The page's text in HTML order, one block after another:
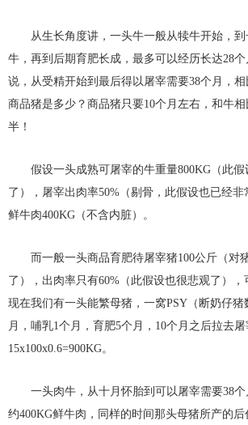
从生长角度讲，一头牛一般从犊牛开始，
牛，再到后期育肥长成，最多可以经历长达28
说，从受精开始到最后得以屠宰需要38个月，
商品猪是多少？商品猪只要10个月左右，和牛
半！
假设一头成熟可屠宰的牛重量800KG（此
了），屠宰出肉率50%（剔骨，此假设也已经
鲜牛肉400KG（不含内脏）。
而一般一头商品育肥待屠宰猪100公斤（对
了），出肉率只有60%（此假设也很悲观了），
现在我们有一头能繁母猪，一窝PSY（断奶仔猪
月，哺乳1个月，育肥5个月，10个月之后拉去
15x100x0.6=900KG。
一头肉牛，从十月怀胎到可以屠宰需要38
约400KG鲜牛肉，同样的时间那头母猪所产的